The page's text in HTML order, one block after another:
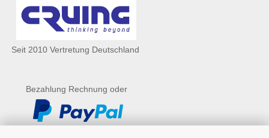
Seit 2010 Vertretung Deutschland
Bezahlung Rechnung oder